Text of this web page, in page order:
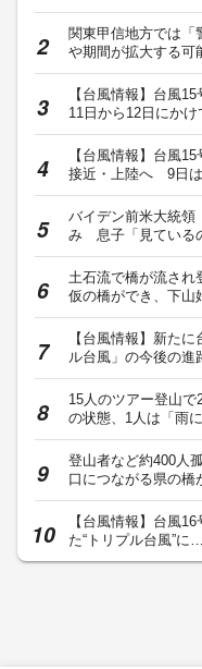
関東甲信地方では「
や期間が拡大する
【台風情報】台風
11日から12日にか
【台風情報】台風
接近・上陸へ 9日
バイデン前米大統領
み 息子「見ている
土石流で橋が流さ
仮の橋ができ、下
【台風情報】新た
ル台風」の今後の
15人のツアー登山
の状態、1人は「雨
登山者など約400人
口につながる県の
【台風情報】台風
た“トリプル台風”